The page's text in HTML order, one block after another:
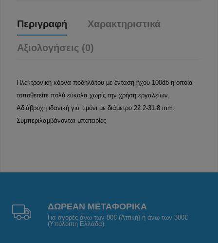
Περιγραφή Χαρακτηριστικά
Αξιολογήσεις (0)
Ηλεκτρονική κόρνα ποδηλάτου με ένταση ήχου 100db η οποία
τοποθετείτε πολύ εύκολα χωρίς την χρήση εργαλείων.
Αδιάβροχη ιδανική για τιμόνι με διάμετρο 22.2-31.8 mm.
Συμπεριλαμβάνονται μπαταρίες
ΔΩΡΕΑΝ ΜΕΤΑΦΟΡΙΚΑ
Για αγορές άνω των 80€ (Αττική) ή άνω των 300€
(Υπόλοιπη Ελλάδα).